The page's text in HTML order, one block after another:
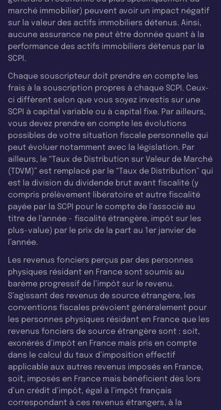
marché immobilier) peuvent avoir un impact négatif
sur la valeur des actifs immobiliers détenus. Ainsi,
aucune assurance ne peut être donnée quant à la
performance des actifs immobiliers détenus par la
SCPI.
Chaque souscripteur doit prendre en compte les
frais à la souscription propres à chaque SCPI. Ceux-
ci diffèrent selon que vous soyez investis sur une
SCPI à capital variable ou à capital fixe. Par ailleurs,
vous devez prendre en compte les évolutions
possibles de votre situation fiscale personnelle qui
peut évoluer notamment avec la législation. Par
ailleurs, le “Taux de Distribution sur Valeur de Marché
(TDVM)” est remplacé par le “Taux de Distribution” qui
est la division du dividende brut avant fiscalité (y
compris prélèvement libératoire et autre fiscalité
payée par la SCPI pour le compte de l’associé au
titre de l’année - fiscalité étrangère, impôt sur les
plus-value) par le prix de la part au 1er janvier de
l’année.
Les revenus fonciers perçus par des personnes
physiques résidant en France sont soumis au
barème progressif de l’impôt sur le revenu.
S’agissant des revenus de source étrangère, les
conventions fiscales prévoient généralement pour
les personnes physiques résidant en France que les
revenus fonciers de source étrangère sont : soit,
exonérés d’impôt en France mais pris en compte
dans le calcul du taux d’imposition effectif
applicable aux autres revenus imposés en France,
soit, imposés en France mais bénéficient dès lors
d’un crédit d’impôt, égal à l’impôt français
correspondant à ces revenus étrangers, à la